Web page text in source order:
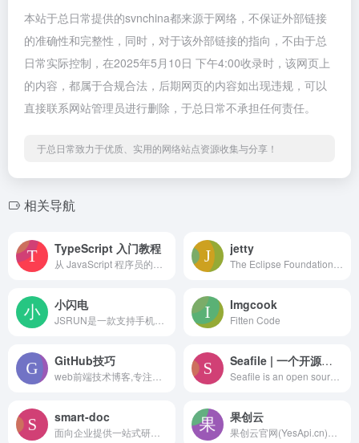
本站于总日常提供的svnchina都来源于网络，不保证外部链接
的准确性和完整性，同时，对于该外部链接的指向，不由于总
日常实际控制，在2025年5月10日 下午4:00收录时，该网页上
的内容，都属于合规合法，后期网页的内容如出现违规，可以
直接联系网站管理员进行删除，于总日常不承担任何责任。
于总日常致力于优质、实用的网络站点资源收集与分享！
相关导航
TypeScript 入门教程 jetty
小闪电 Imgcook
Fitten Code
GitHub技巧 Seafile | 一个开源云存储系统
smart-doc 果创云